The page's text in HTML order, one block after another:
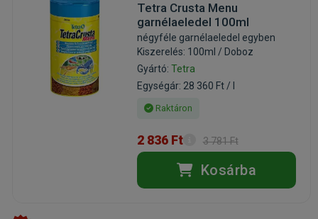
Tetra Crusta Menu
garnélaeledel 100ml
négyféle garnélaeledel egyben
Kiszerelés: 100ml / Doboz
Gyártó: Tetra
Egységár: 28 360 Ft / l
Raktáron
2 836 Ft 3 781 Ft
Kosárba